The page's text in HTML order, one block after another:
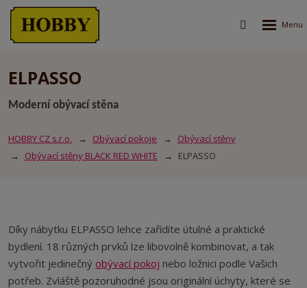
Vyhledávání
Rozbalení
ELPASSO
Moderní obývací stěna
HOBBY CZ s.r.o. Obývací pokoje
Obývací stěny
Obývací stěny BLACK RED WHITE
ELPASSO
Díky nábytku ELPASSO lehce zařídíte útulné a praktické
bydlení. 18 různých prvků lze libovolně kombinovat, a tak
vytvořit jedinečný obývací pokoj nebo ložnici podle Vašich
potřeb. Zvláště pozoruhodné jsou originální úchyty, které se